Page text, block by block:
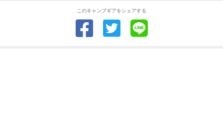
このキャンプギアをシェアする